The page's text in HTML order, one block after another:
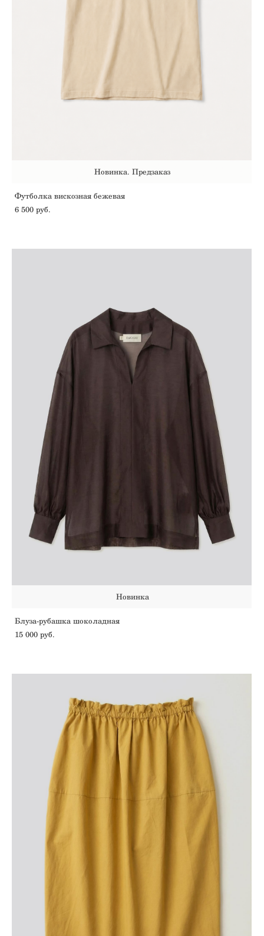
Новинка. Предзаказ
Футболка вискозная бежевая
6 500 pуб.
Новинка
Блуза-рубашка шоколадная
15 000 pуб.